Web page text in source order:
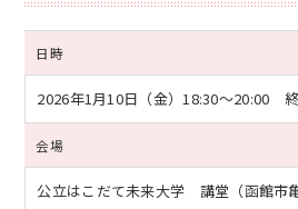
日時
2026年1月10日（金） 18:30～20:00
会場
公立はこだて未来大学 講堂（函館市